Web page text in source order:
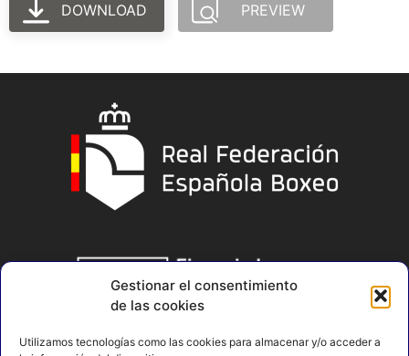
Gestionar el consentimiento
de las cookies
Utilizamos tecnologías como las cookies para almacenar y/o acceder a
DOWNLOAD PREVIEW